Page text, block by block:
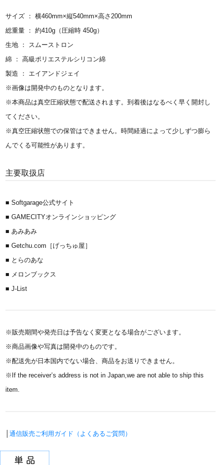
サイズ ： 横460mm×縦540mm×高さ200mm
総重量 ： 約410g（圧縮時 450g）
生地 ： スムーストロン
綿 ： 高級ポリエステルシリコン綿
製造 ： エイアンドジェイ
※画像は開発中のものとなります。
※本商品は真空圧縮状態で配送されます。到着後はなるべく早く開封し
てください。
※真空圧縮状態での保管はできません。時間経過によって少しずつ膨ら
んでくる可能性があります。
主要取扱店
■ Softgarage公式サイト
■ GAMECITYオンラインショッピング
■ あみあみ
■ Getchu.com［げっちゅ屋］
■ とらのあな
■ メロンブックス
■ J-List
※販売期間や発売日は予告なく変更となる場合がございます。
※商品画像や写真は開発中のものです。
※配送先が日本国内でない場合、商品をお送りできません。
※If the receiver’s address is not in Japan,we are not able to ship this
item.
│通信販売ご利用ガイド（よくあるご質問）